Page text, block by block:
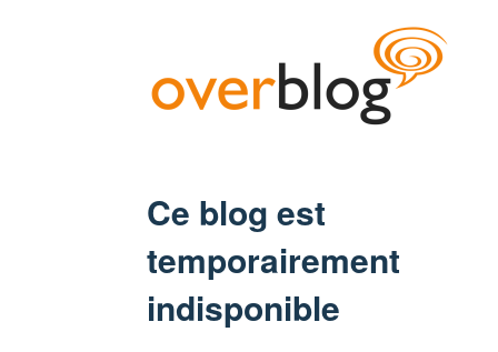
Ce blog est
temporairement
indisponible